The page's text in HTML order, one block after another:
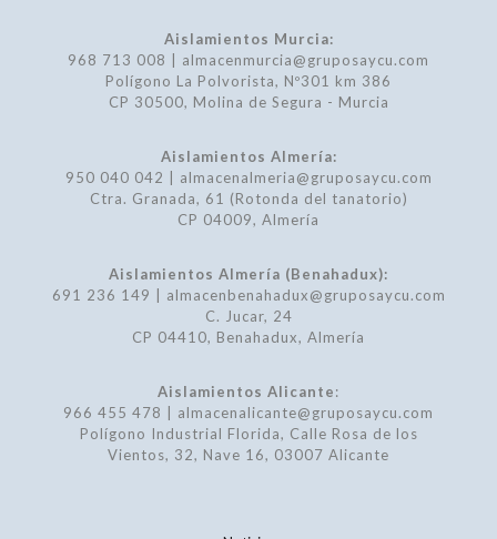
Aislamientos Murcia:
968 713 008 | almacenmurcia@gruposaycu.com
Polígono La Polvorista, Nº301 km 386
CP 30500, Molina de Segura - Murcia
Aislamientos Almería:
950 040 042 | almacenalmeria@gruposaycu.com
Ctra. Granada, 61 (Rotonda del tanatorio)
CP 04009, Almería
Aislamientos Almería (Benahadux):
691 236 149 | almacenbenahadux@gruposaycu.com
C. Jucar, 24
CP 04410, Benahadux, Almería
Aislamientos Alicante:
966 455 478 | almacenalicante@gruposaycu.com
Polígono Industrial Florida, Calle Rosa de los
Vientos, 32, Nave 16, 03007 Alicante